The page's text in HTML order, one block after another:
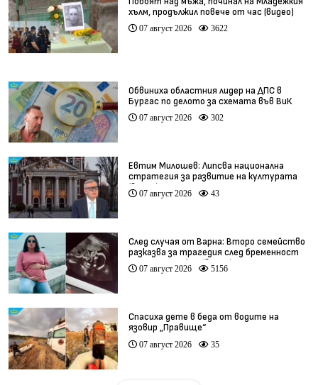
хълм, продължил повече от час (видео)
07 август 2026 3622
Обвиниха областния лидер на ДПС в
Бургас по делото за схемата във ВиК
07 август 2026 302
Евтим Милошев: Липсва национална
стратегия за развитие на културата
(видео)
07 август 2026 43
След случая от Варна: Второ семейство
разказва за трагедия след бременност
при същия лекар (видео)
07 август 2026 5156
Спасиха дете в беда от водите на
язовир „Правище“
07 август 2026 35